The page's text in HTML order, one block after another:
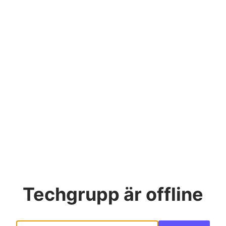
Techgrupp är offline